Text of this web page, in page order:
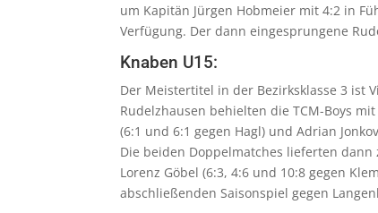
um Kapitän Jürgen Hobmeier mit 4:2 in
Verfügung. Der dann eingesprungene
Knaben U15:
Der Meistertitel in der Bezirksklasse 3 ist
Rudelzhausen behielten die TCM-Boys
(6:1 und 6:1 gegen Hagl) und Adrian
Die beiden Doppelmatches lieferten
Lorenz Göbel (6:3, 4:6 und 10:8 gegen
abschließenden Saisonspiel gegen